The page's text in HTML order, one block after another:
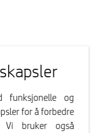
funksjonelle og
for å forbedre
bruker også